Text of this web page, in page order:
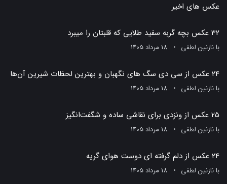
عکس های اخیر
32 عکس بچه گربه سفید طلایی که قلبتان را میبرد
بانازنین لطفی 18 مرداد 1405
24 عکس از سی دی سگ های نگهبان و بهترین لحظات شیرین آن‌ها
بانازنین لطفی 18 مرداد 1405
25 عکس از ونزدی برای نقاشی ساده و شگفت‌انگیز
بانازنین لطفی 18 مرداد 1405
24 عکس از دلم گرفته ای دوست هوای گریه
بانازنین لطفی 18 مرداد 1405